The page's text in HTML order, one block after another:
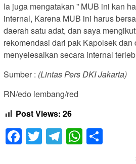
Ia juga mengatakan ” MUB ini kan
internal, Karena MUB ini harus
daerah satu adat, dan saya
rekomendasi dari pak Kapolsek dan
menyelesaikan secara internal
Sumber : (Lintas Pers DKI Jakarta)
RN/edo lembang/red
Post Views: 26
Facebook
Twitter
Telegram